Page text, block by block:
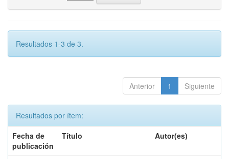
Resultados 1-3 de 3.
Anterior 1 Siguiente
Resultados por ítem:
Fecha de
publicación
Título Autor(es)